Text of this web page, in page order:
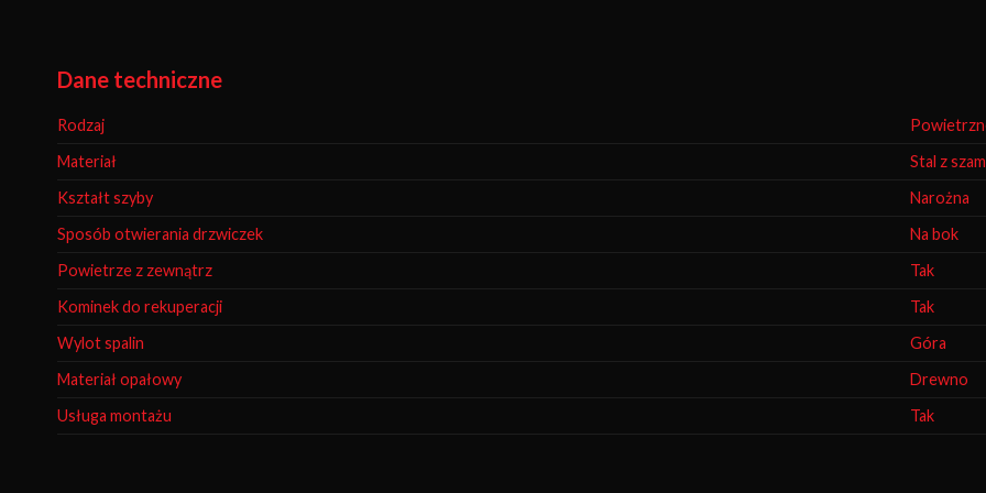
Dane techniczne
Rodzaj
Materiał
Stal z
Kształt szyby
Narożna
Sposób otwierania drzwiczek
Na bok
Powietrze z zewnątrz
Tak
Kominek do rekuperacji
Tak
Wylot spalin
Góra
Materiał opałowy
Drewno
Usługa montażu
Tak